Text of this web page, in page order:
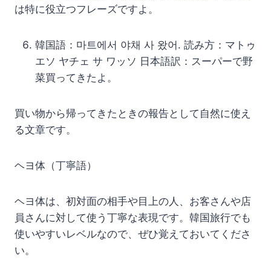
は特に役立つフレーズですよ。
韓国語：마트에서 야채 사 왔어. 読み方：マトゥ
エソ ヤチェ サ ワッソ 日本語訳：スーパーで野
菜買ってきたよ。
買い物から帰ってきたときの報告として自然に使え
る文章です。
ヘヨ体（丁寧語）
ヘヨ体は、初対面の相手や目上の人、お客さんや店
員さんに対して使う丁寧な表現です。韓国旅行でも
使いやすいレベルなので、ぜひ覚えておいてくださ
い。